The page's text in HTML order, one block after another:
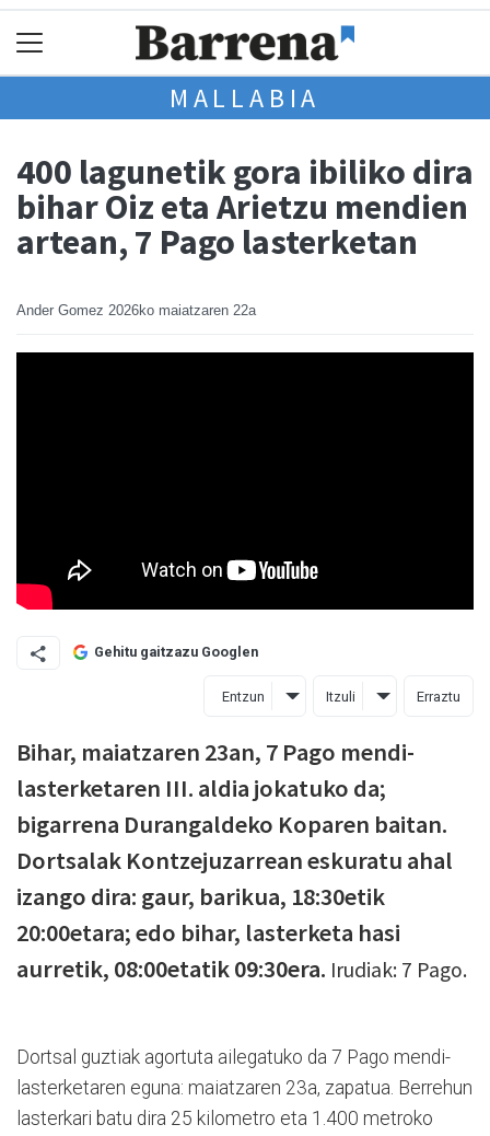
MALLABIA
400 lagunetik gora ibiliko dira
bihar Oiz eta Arietzu mendien
artean, 7 Pago lasterketan
Ander Gomez 2026ko maiatzaren 22a
Gehitu gaitzazu Googlen
Entzun Itzuli Erraztu
Bihar, maiatzaren 23an, 7 Pago mendi-
lasterketaren III. aldia jokatuko da;
bigarrena Durangaldeko Koparen baitan.
Dortsalak Kontzejuzarrean eskuratu ahal
izango dira: gaur, barikua, 18:30etik
20:00etara; edo bihar, lasterketa hasi
aurretik, 08:00etatik 09:30era. Irudiak: 7 Pago.
Dortsal guztiak agortuta ailegatuko da 7 Pago mendi-
lasterketaren eguna: maiatzaren 23a, zapatua. Berrehun
lasterkari batu dira 25 kilometro eta 1.400 metroko